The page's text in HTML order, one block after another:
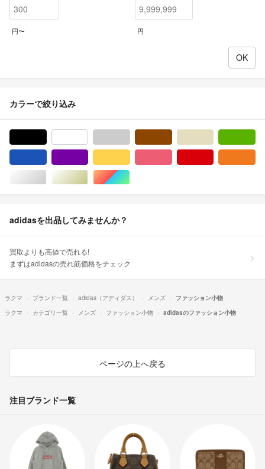
円〜 円
カラーで絞り込み
シルバー/銀色系ゴールド/金色系マルチカラー
adidasを出品してみませんか？
買取よりも高値で売れる!
まずはadidasの売れ筋価格をチェック
ラクマ ブランド一覧 adidas（アディダス） メンズ
ファッション小物
ラクマ
カテゴリ一覧 メンズ ファッション小物 adidasのファッション小物
ページの上へ戻る
注目ブランド一覧